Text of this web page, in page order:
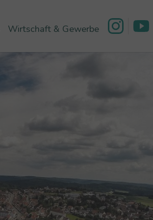
Wirtschaft & Gewerbe